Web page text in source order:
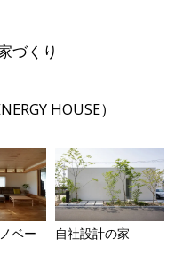
づくり
HOUSE）
ベー
自社設計の家